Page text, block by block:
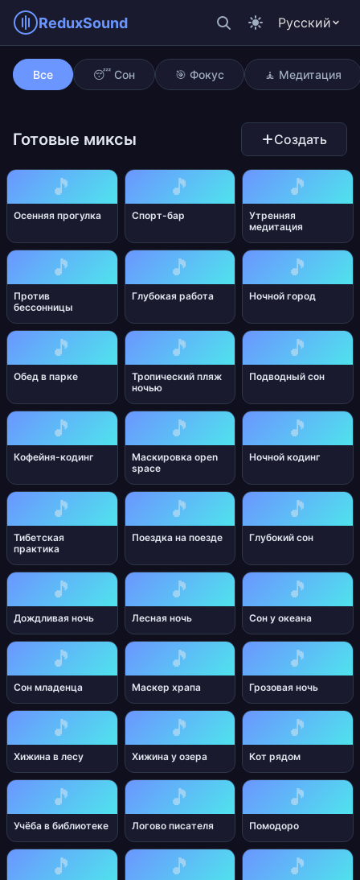
ReduxSound Русский
Бамбуковая роща
Все 😴 Сон 🎯 Фокус 🧘 Медитация
Готовые миксы Создать
🎵
Осенняя прогулка
🎵
Спорт-бар
🎵
Утренняя
медитация
🎵
Против
бессонницы
🎵
Глубокая работа
🎵
Ночной город
🎵
Обед в парке
🎵
Тропический пляж
ночью
🎵
Подводный сон
🎵
Кофейня-кодинг
🎵
Маскировка open
space
🎵
Ночной кодинг
🎵
Тибетская
практика
🎵
Поездка на поезде
🎵
Глубокий сон
🎵
Дождливая ночь
🎵
Лесная ночь
🎵
Сон у океана
🎵
Сон младенца
🎵
Маскер храпа
🎵
Грозовая ночь
🎵
Хижина в лесу
🎵
Хижина у озера
🎵
Кот рядом
🎵
Учёба в библиотеке
🎵
Логово писателя
🎵
Помодоро
🎵 🎵 🎵